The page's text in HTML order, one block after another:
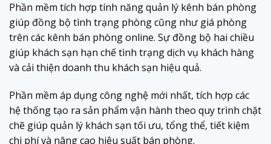
Phần mềm tích hợp tính năng quản lý kênh bán phòng
giúp đồng bộ tình trạng phòng cũng như giá phòng
trên các kênh bán phòng online. Sự đồng bộ hai chiều
giúp khách sạn hạn chế tình trạng dịch vụ khách hàng
và cải thiện doanh thu khách sạn hiệu quả.
Phần mềm áp dụng công nghệ mới nhất, tích hợp các
hệ thống tạo ra sản phẩm vận hành theo quy trình chặt
chẽ giúp quản lý khách sạn tối ưu, tổng thể, tiết kiệm
chi phí và nâng cao hiệu suất bán phòng.